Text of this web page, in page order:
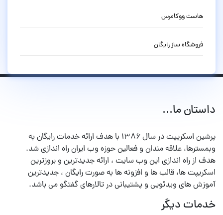
هاست ووکامرس
فروشگاه ساز رایگان
داستان ما...
پرشین اسکریپت در سال ۱۳۸۶ با هدف ارائه خدمات رایگان به
وبمسترها، علاقه مندان و فعالین حوزه وب ایران راه اندازی شد.
هدف از راه اندازی این وب سایت ، ارائه جدیدترین و بروزترین
اسکریپت ها، قالب ها و افزونه ها به صورت رایگان ، جدیدترین
آموزش های ویدئویی و پشتیبانی در تالارهای گفتگو می باشد.
خدمات دیگر